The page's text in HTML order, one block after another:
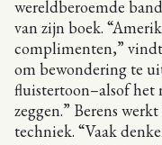
wereldberoemde
van zijn boek.
complimenten,”
om bewondering te
fluistertoon–alsof het
zeggen.” Berens
techniek. “Vaak